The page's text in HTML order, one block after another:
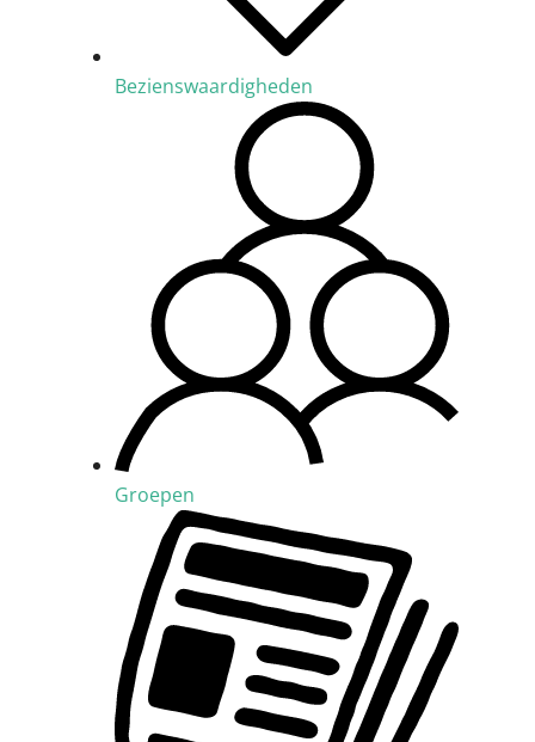
Bezienswaardigheden
Groepen